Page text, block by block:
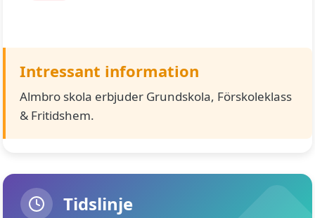
Intressant information
Almbro skola erbjuder Grundskola, Förskoleklass
& Fritidshem.
Tidslinje